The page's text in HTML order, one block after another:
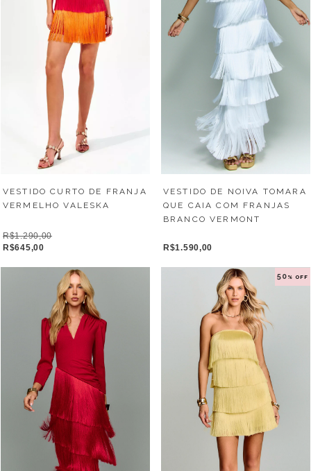
VESTIDO CURTO DE FRANJA
VERMELHO VALESKA
R$1.290,00
R$645,00
VESTIDO DE NOIVA TOMARA
QUE CAIA COM FRANJAS
BRANCO VERMONT
R$1.590,00
50 % OFF